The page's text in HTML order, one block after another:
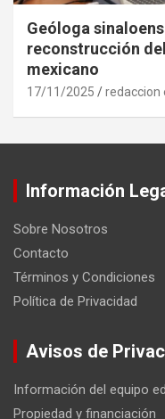
Geóloga
reconstrucción
mexicano
17/11/2025 redaccion
Información
Sobre Nosotros
Contacto
Términos y Condiciones
Política de Privacidad
Avisos de
Información del equipo
Propiedad y financiación